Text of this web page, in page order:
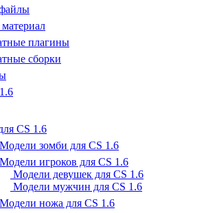
плагины
сборки
CS 1.6
Модели зомби для CS 1.6
Модели игроков для CS 1.6
Модели девушек для CS 1.6
Модели мужчин для CS 1.6
Модели ножа для CS 1.6